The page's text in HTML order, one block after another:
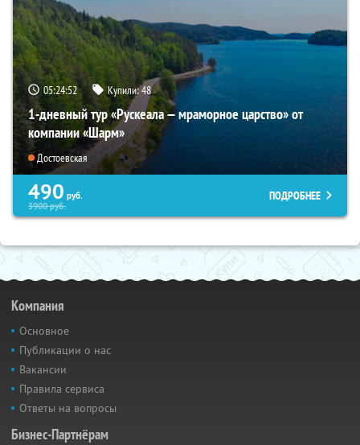
05:24:50 Купили:48
1-дневный тур «Рускеала — мраморное царство» от
компании «Шарм»
Достоевская
490 руб.
3900руб.
ПОДРОБНЕЕ
Компания
Основное
Публикации о нас
Вакансии
Правила сервиса
Ответы на вопросы
Бизнес-Партнёрам